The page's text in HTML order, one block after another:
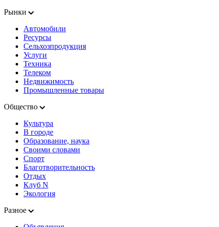
Рынки
Автомобили
Ресурсы
Сельхозпродукция
Услуги
Техника
Телеком
Недвижимость
Промышленные товары
Общество
Культура
В городе
Образование, наука
Своими словами
Спорт
Благотворительность
Отдых
Клуб N
Экология
Разное